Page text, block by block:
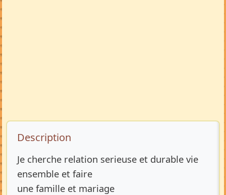
Description de l’annonce
Description
Je cherche relation serieuse et durable vie
ensemble et faire
une famille et mariage